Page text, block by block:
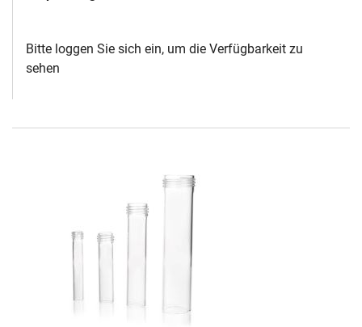
Bitte loggen Sie sich ein, um die Verfügbarkeit zu
sehen